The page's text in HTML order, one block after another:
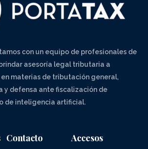
con un equipo de profesionales de
asesoría legal tributaria a
materias de tributación general,
y defensa ante fiscalización de
de inteligencia artificial.
Contacto Accesos